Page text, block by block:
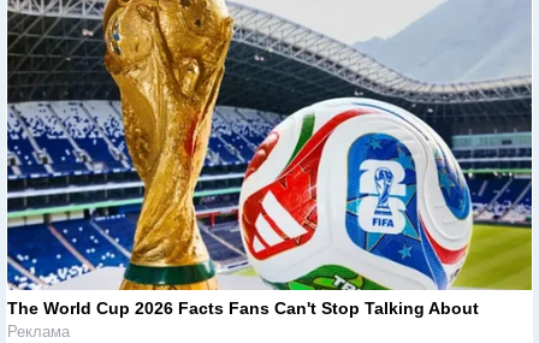
The World Cup 2026 Facts Fans Can't Stop Talking About
Реклама